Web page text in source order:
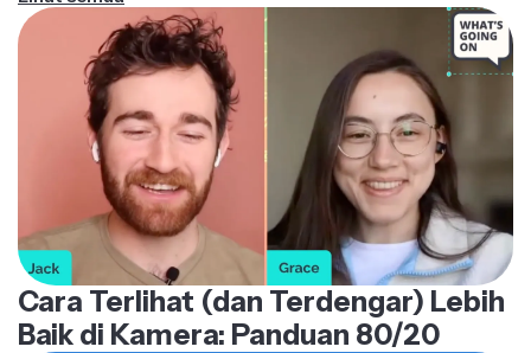
dibagikan dan diinteraksi. Platform biasanya lebih
menyukai konten yang menghasilkan reaksi
positif, seperti likes, shares, dan comments, yang
hanya meningkatkan jangkauan video kamu.
Cara Terlihat (dan Terdengar) Lebih
Baik di Kamera: Panduan 80/20